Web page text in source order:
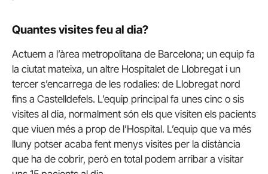
Quantes visites feu al dia?
Actuem a l’àrea metropolitana de Barcelona; un equip fa
la ciutat mateixa, un altre Hospitalet de Llobregat i un
tercer s’encarrega de les rodalies: de Llobregat nord
fins a Castelldefels. L’equip principal fa unes cinc o sis
visites al dia, normalment són els que visiten els pacients
que viuen més a prop de l’Hospital. L’equip que va més
lluny potser acaba fent menys visites per la distància
que ha de cobrir, però en total podem arribar a visitar